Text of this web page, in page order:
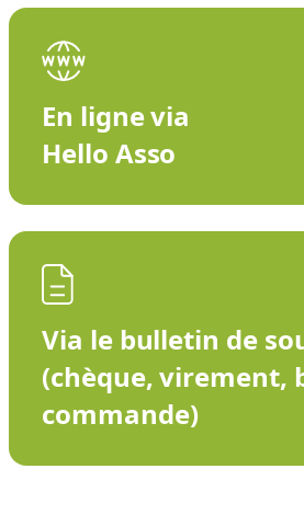
En ligne via
Hello Asso
Via le bulletin de
(chèque, virement,
commande)